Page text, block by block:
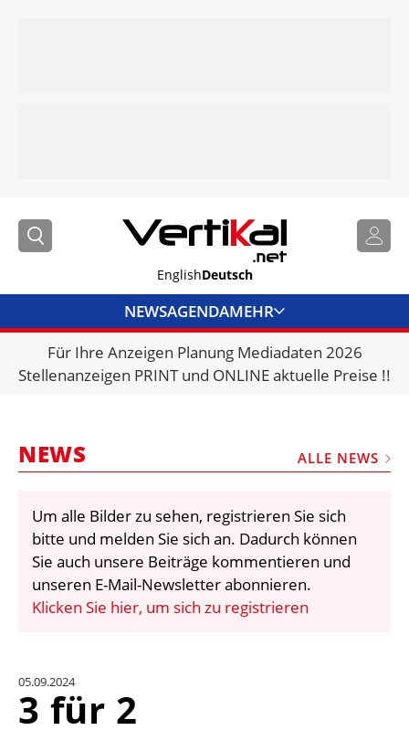
EnglishDeutsch
NEWSAGENDAMEHR
BRANCHENLINKS
VERMIETER
VIDEOS
BIBLIOTHEK
KRAN & BÜHNE
Für Ihre Anzeigen Planung Mediadaten 2026
Stellenanzeigen PRINT und ONLINE aktuelle Preise !!
NEWS ALLE NEWS
Um alle Bilder zu sehen, registrieren Sie sich
bitte und melden Sie sich an. Dadurch können
Sie auch unsere Beiträge kommentieren und
unseren E-Mail-Newsletter abonnieren.
Klicken Sie hier, um sich zu registrieren
05.09.2024
3 für 2